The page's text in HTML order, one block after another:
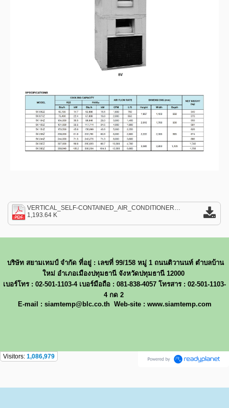
VERTICAL_SELF-CONTAINED_AIR_CONDITIONERS.pdf
1,193.64 K
บริษัท สยามเทมป์ จำกัด ที่อยู่ : เลขที่ 99/158 หมู่ 1 ถนนติวานนท์ ตำบลบ้าน
ใหม่ อำเภอเมืองปทุมธานี จังหวัดปทุมธานี 12000
เบอร์โทร : 02-501-1103-4 เบอร์มือถือ : 081-838-4057 โทรสาร : 02-501-1103-
4 กด 2
E-mail : siamtemp@blc.co.th Web-site : www.siamtemp.com
Visitors: 1,086,979